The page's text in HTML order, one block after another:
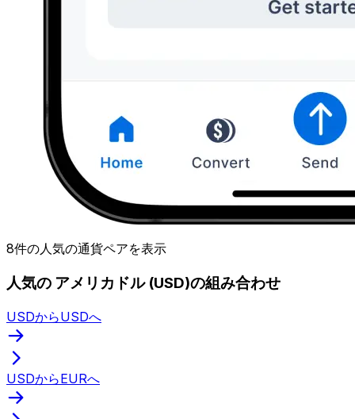
8件の人気の通貨ペアを表示
人気の アメリカドル (USD)の組み合わせ
USDからUSDへ
USDからEURへ